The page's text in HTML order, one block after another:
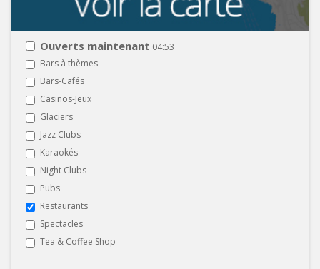
Ouverts maintenant 04:53
Bars à thèmes
Bars-Cafés
Casinos-Jeux
Glaciers
Jazz Clubs
Karaokés
Night Clubs
Pubs
Restaurants
Spectacles
Tea & Coffee Shop